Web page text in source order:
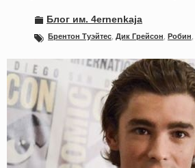
Блог им. 4ernenkaja
Брентон Туэйтес Дик Грейсон Робин